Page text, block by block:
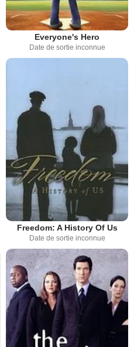
Everyone's Hero
Date de sortie inconnue
Freedom: A History Of Us
Date de sortie inconnue